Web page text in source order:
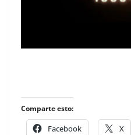
Comparte esto:
Facebook X